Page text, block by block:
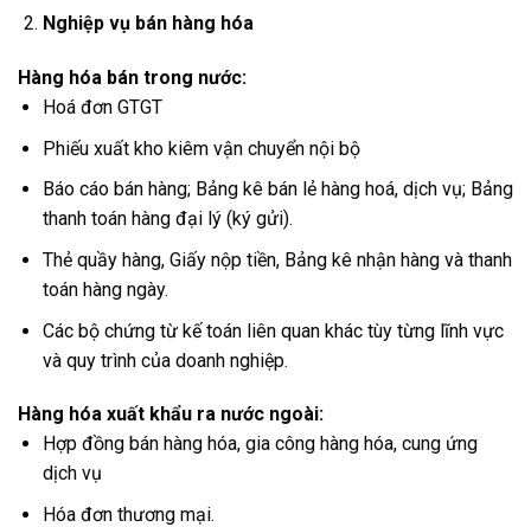
Nghiệp vụ bán hàng hóa
Hàng hóa bán trong nước:
Hoá đơn GTGT
Phiếu xuất kho kiêm vận chuyển nội bộ
Báo cáo bán hàng; Bảng kê bán lẻ hàng hoá, dịch vụ; Bảng
thanh toán hàng đại lý (ký gửi).
Thẻ quầy hàng, Giấy nộp tiền, Bảng kê nhận hàng và thanh
toán hàng ngày.
Các bộ chứng từ kế toán liên quan khác tùy từng lĩnh vực
và quy trình của doanh nghiệp.
Hàng hóa xuất khẩu ra nước ngoài:
Hợp đồng bán hàng hóa, gia công hàng hóa, cung ứng
dịch vụ
Hóa đơn thương mại.